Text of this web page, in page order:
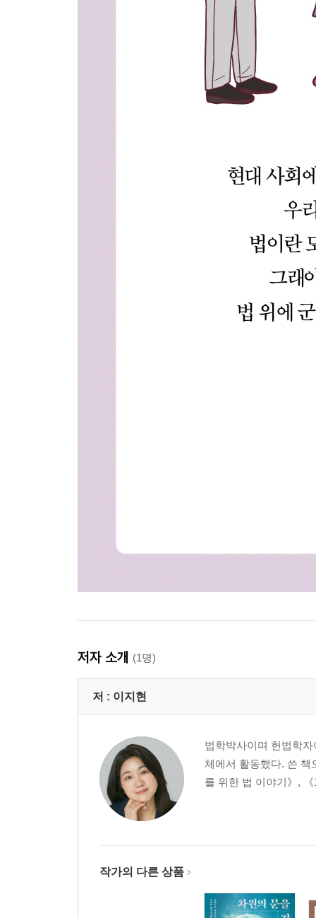
저자 소개 (1명)
저 : 이지현
법학박사이며 헌법학
체에서 활동했다. 쓴 책
를 위한 법 이야기》,
작가의 다른 상품